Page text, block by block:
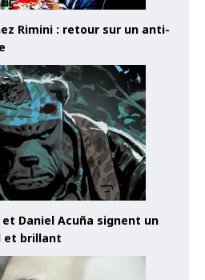
Rimini : retour sur un anti-
et Daniel Acuña signent un
et brillant